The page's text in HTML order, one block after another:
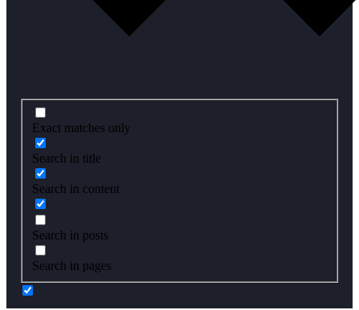
Exact matches only
Search in title
Search in content
Search in posts
Search in pages